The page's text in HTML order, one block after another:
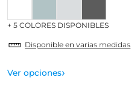
+ 5 COLORES DISPONIBLES
Disponible en varias medidas
Ver opciones›